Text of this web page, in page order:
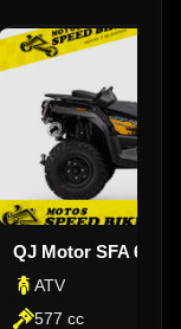
QJ Motor SFA 600
ATV
577 cc